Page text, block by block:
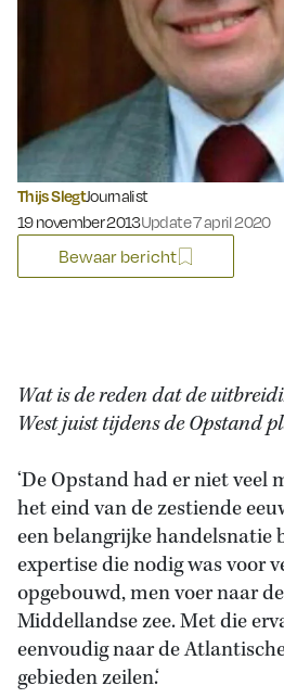
Thijs SlegtJournalist
Gepubliceerd op:
19 november 2013Update 7 april 2020
Bewaar bericht
Wat is de reden dat de
West juist tijdens de Opstand
‘De Opstand had er niet veel
het eind van de zestiende
een belangrijke handelsnatie
expertise die nodig was voor
opgebouwd, men voer naar
Middellandse zee. Met die
eenvoudig naar de
gebieden zeilen.‘